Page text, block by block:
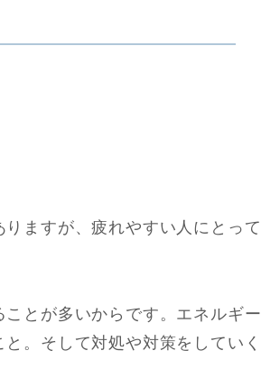
ますが、疲れやすい人にとって
とが多いからです。エネルギー
。そして対処や対策をしていく